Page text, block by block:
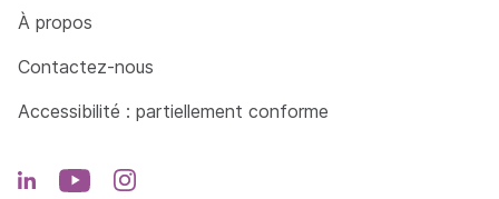
Côté Formations
À propos
Contactez-nous
Accessibilité : partiellement conforme